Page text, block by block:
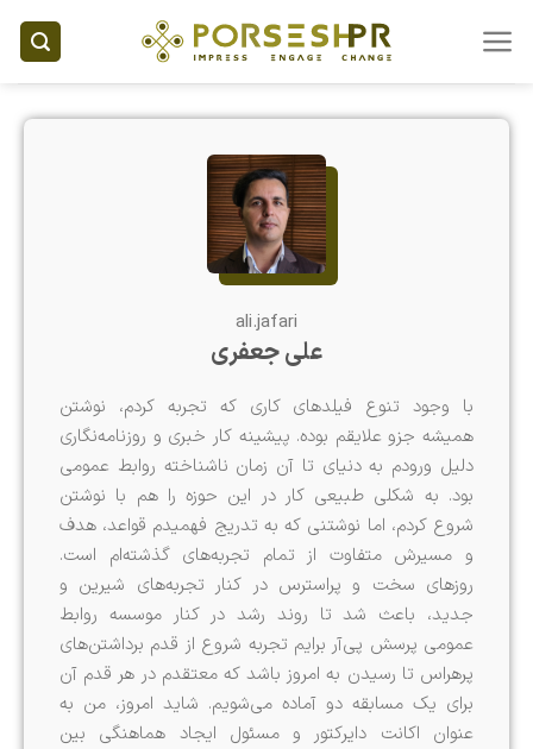
content
ali.jafari
علی جعفری
با وجود تنوع فیلدهای کاری که تجربه کردم، نوشتن
همیشه جزو علایقم بوده. پیشینه کار خبری و روزنامه‌نگاری
دلیل ورودم به دنیای تا آن زمان ناشناخته روابط عمومی
بود. به شکلی طبیعی کار در این حوزه‌ را هم با نوشتن
شروع کردم، اما نوشتنی که به تدریج فهمیدم قواعد، هدف
و مسیرش متفاوت از تمام تجربه‌های گذشته‌ام است.
روزهای سخت و پراسترس در کنار تجربه‌های شیرین و
جدید، باعث شد تا روند رشد در کنار موسسه روابط
عمومی پرسش پی‌آر برایم تجربه شروع از قدم برداشتن‌های
پرهراس تا رسیدن به امروز باشد که معتقدم در هر قدم آن
برای یک مسابقه دو آماده می‌شویم. شاید امروز، من به
عنوان اکانت دایرکتور و مسئول ایجاد هماهنگی بین